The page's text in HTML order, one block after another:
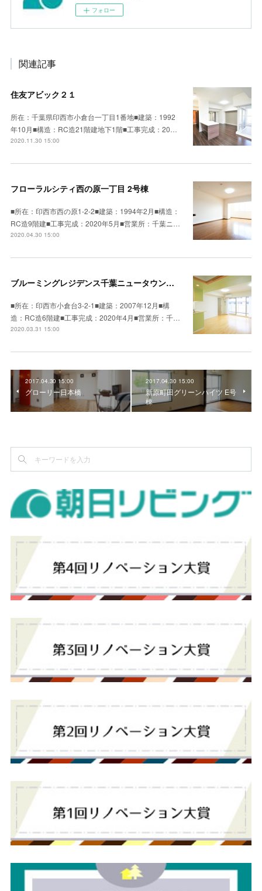
フォロー
関連記事
住友アビック２１
所在：千葉県印西市小倉台一丁目1番地■建築：1992
年10月■構造：RC造21階建地下1階■工事完成：20…
2020.11.30 15:00
フローラルシティ西の原一丁目 2号棟
■所在：印西市西の原1-2-2■建築：1994年2月■構造：
RC造9階建■工事完成：2020年5月■営業所：千葉ニ…
2020.04.30 15:00
ブルーミングレジデンス千葉ニュータウン中央
■所在：印西市小倉台3-2-1■建築：2007年12月■構
造：RC造6階建■工事完成：2020年4月■営業所：千…
2020.03.31 15:00
2017.04.30 15:00
グローリー日本橋
2017.04.30 15:00
新原町田グリーンハイツ E号
棟